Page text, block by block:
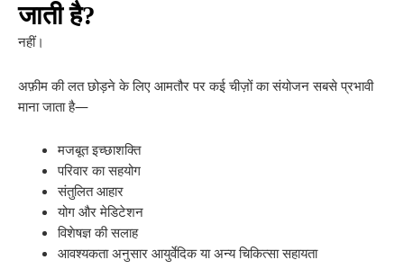
जाती है?
नहीं।
अफ़ीम की लत छोड़ने के लिए आमतौर पर कई चीज़ों का संयोजन सबसे प्रभावी
माना जाता है—
मजबूत इच्छाशक्ति
परिवार का सहयोग
संतुलित आहार
योग और मेडिटेशन
विशेषज्ञ की सलाह
आवश्यकता अनुसार आयुर्वेदिक या अन्य चिकित्सा सहायता